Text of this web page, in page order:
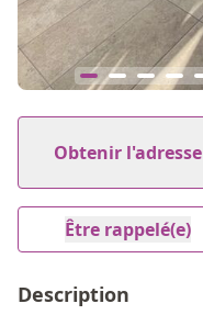
1
12
Obtenir l'adresse
Être rappelé(e)
Description